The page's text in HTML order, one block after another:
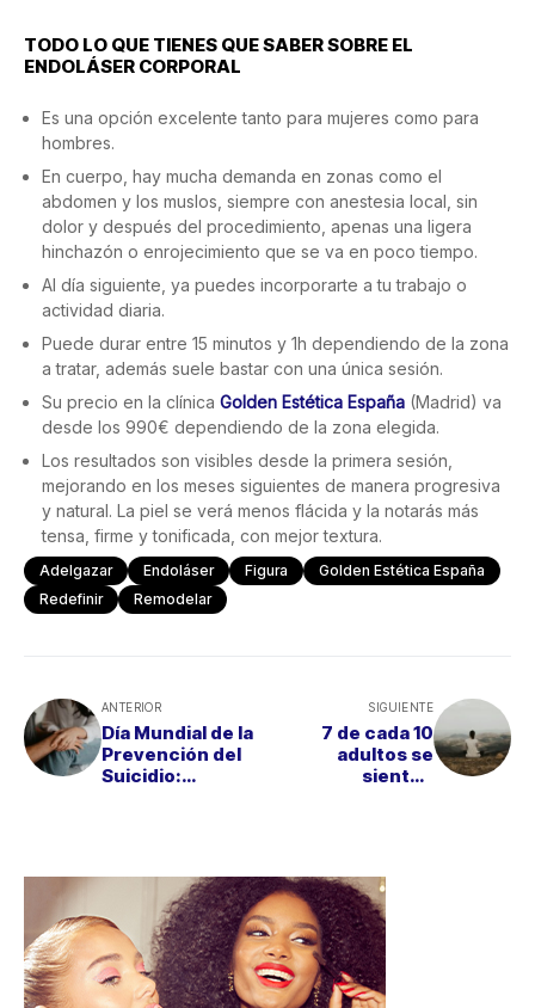
TODO LO QUE TIENES QUE SABER SOBRE EL
ENDOLÁSER CORPORAL
Es una opción excelente tanto para mujeres como para
hombres.
En cuerpo, hay mucha demanda en zonas como el
abdomen y los muslos, siempre con anestesia local, sin
dolor y después del procedimiento, apenas una ligera
hinchazón o enrojecimiento que se va en poco tiempo.
Al día siguiente, ya puedes incorporarte a tu trabajo o
actividad diaria.
Puede durar entre 15 minutos y 1h dependiendo de la zona
a tratar, además suele bastar con una única sesión.
Su precio en la clínica Golden Estética España (Madrid) va
desde los 990€ dependiendo de la zona elegida.
Los resultados son visibles desde la primera sesión,
mejorando en los meses siguientes de manera progresiva
y natural. La piel se verá menos flácida y la notarás más
tensa, firme y tonificada, con mejor textura.
Adelgazar Endoláser Figura
Golden Estética España
Redefinir
Remodelar
ANTERIOR
Día Mundial de la
Prevención del
Suicidio:
SIGUIENTE
7 de cada 10
adultos se
sienten